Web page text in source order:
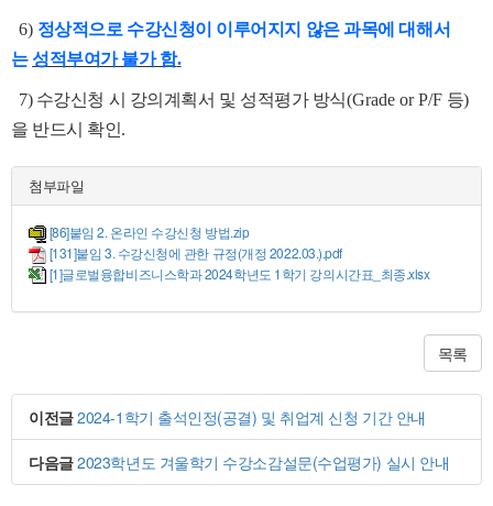
6) 정상적으로 수강신청이 이루어지지 않은 과목에 대해서
는성적부여가 불가 함.
7) 수강신청 시 강의계획서 및 성적평가 방식(Grade or P/F 등)
을 반드시 확인.
첨부파일
[86]붙임 2. 온라인 수강신청 방법.zip
[131]붙임 3. 수강신청에 관한 규정(개정 2022.03.).pdf
[1]글로벌융합비즈니스학과 2024학년도 1학기 강의시간표_최종.xlsx
목록
이전글2024-1학기 출석인정(공결) 및 취업계 신청 기간 안내
다음글2023학년도 겨울학기 수강소감설문(수업평가) 실시 안내